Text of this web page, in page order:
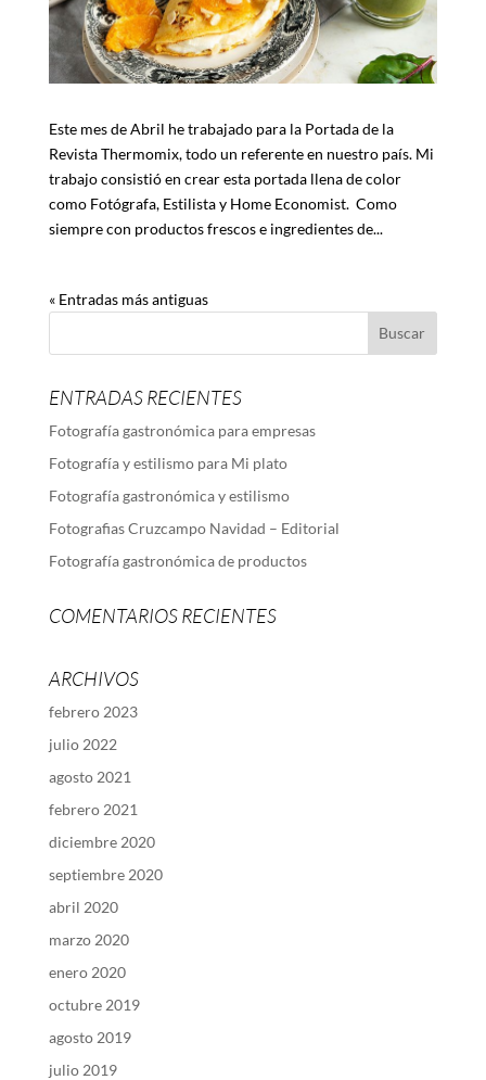
Este mes de Abril he trabajado para la Portada de la
Revista Thermomix, todo un referente en nuestro país. Mi
trabajo consistió en crear esta portada llena de color
como Fotógrafa, Estilista y Home Economist. Como
siempre con productos frescos e ingredientes de...
« Entradas más antiguas
ENTRADAS RECIENTES
Fotografía gastronómica para empresas
Fotografía y estilismo para Mi plato
Fotografía gastronómica y estilismo
Fotografias Cruzcampo Navidad – Editorial
Fotografía gastronómica de productos
COMENTARIOS RECIENTES
ARCHIVOS
febrero 2023
julio 2022
agosto 2021
febrero 2021
diciembre 2020
septiembre 2020
abril 2020
marzo 2020
enero 2020
octubre 2019
agosto 2019
julio 2019